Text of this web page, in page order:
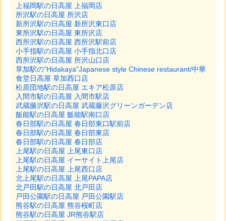
上福岡駅の日高屋 上福岡店
所沢駅の日高屋 所沢店
新所沢駅の日高屋 新所沢東口店
東所沢駅の日高屋 東所沢店
西所沢駅の日高屋 西所沢駅前店
小手指駅の日高屋 小手指北口店
西所沢駅の日高屋 所沢山口店
草加駅の"Hidakaya"Japanese style Chinese restaurant/中華
食堂日高屋 草加西口店
松原団地駅の日高屋 エキア松原店
入間市駅の日高屋 入間市駅店
武蔵藤沢駅の日高屋 武蔵藤沢グリーンガーデン店
飯能駅の日高屋 飯能駅南口店
春日部駅の日高屋 春日部東口駅前店
春日部駅の日高屋 春日部東店
春日部駅の日高屋 春日部店
上尾駅の日高屋 上尾東口店
上尾駅の日高屋 イーサイト上尾店
上尾駅の日高屋 上尾西口店
北上尾駅の日高屋 上尾PAPA店
北戸田駅の日高屋 北戸田店
戸田公園駅の日高屋 戸田公園駅店
熊谷駅の日高屋 熊谷桜町店
熊谷駅の日高屋 JR熊谷駅店